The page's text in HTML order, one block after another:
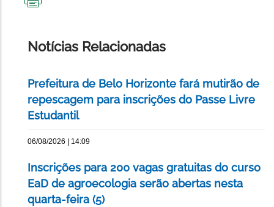
Notícias Relacionadas
Prefeitura de Belo Horizonte fará mutirão de
repescagem para inscrições do Passe Livre
Estudantil
06/08/2026 | 14:09
Inscrições para 200 vagas gratuitas do curso
EaD de agroecologia serão abertas nesta
quarta-feira (5)